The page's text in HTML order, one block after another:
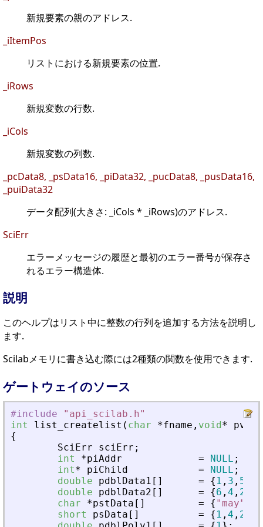
新規要素の親のアドレス.
_iItemPos
リストにおける新規要素の位置.
_iRows
新規変数の行数.
_iCols
新規変数の列数.
_pcData8, _psData16, _piData32, _pucData8, _pusData16,
_puiData32
データ配列(大きさ: _iCols * _iRows)のアドレス.
SciErr
エラーメッセージの履歴と最初のエラー番号が保存さ
れるエラー構造体.
説明
このヘルプはリスト中に整数の行列を追加する方法を説明し
ます.
Scilabメモリに書き込む際には2種類の関数を使用できます.
ゲートウェイのソース
#include " api_scilab.h"
int
list_createlist ( char *fname , void *
{
SciErr
sciErr ;
int
*piAddr = NULL ;
int* piChild = NULL ;
double
pdblData1 [ ] = { 1 , 3 , 5
double
pdblData2 [ ] = {6 , 4 , 2
char
*pstData [ ] = { " may"
short
psData [ ] = { 1 , 4 , 2